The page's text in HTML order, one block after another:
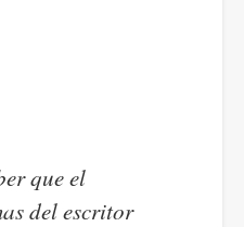
que el
del escritor